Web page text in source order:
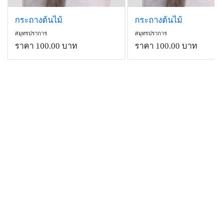
กระถางต้นไม้
สมุทรปราการ
ราคา 100.00 บาท
กระถางต้นไม้
สมุทรปราการ
ราคา 100.00 บาท